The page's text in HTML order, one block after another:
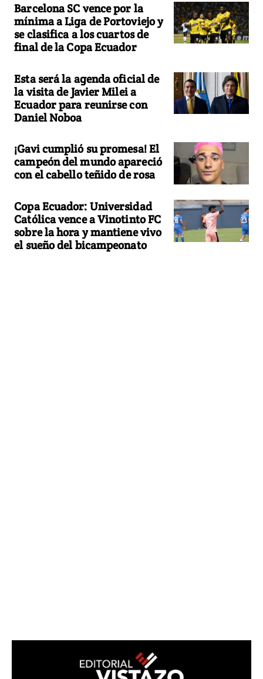
Barcelona SC vence por la
mínima a Liga de Portoviejo y
se clasifica a los cuartos de
final de la Copa Ecuador
Esta será la agenda oficial de
la visita de Javier Milei a
Ecuador para reunirse con
Daniel Noboa
¡Gavi cumplió su promesa! El
campeón del mundo apareció
con el cabello teñido de rosa
Copa Ecuador: Universidad
Católica vence a Vinotinto FC
sobre la hora y mantiene vivo
el sueño del bicampeonato